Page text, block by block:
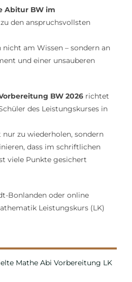
Abitur BW im
den anspruchsvollsten
am Wissen – sondern an
und einer unsauberen
BW 2026richtet
des Leistungskurses in
zu wiederholen, sondern
dass im schriftlichen
viele Punkte gesichert
Bonlanden oder online
Leistungskurs (LK)
Mathe Abi Vorbereitung LK